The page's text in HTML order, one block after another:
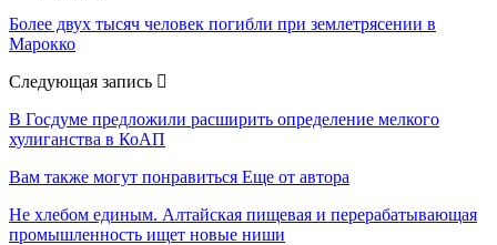
Более двух тысяч человек погибли при землетрясении в
Марокко
Следующая запись
В Госдуме предложили расширить определение мелкого
хулиганства в КоАП
Вам также могут понравиться Еще от автора
Не хлебом единым. Алтайская пищевая и перерабатывающая
промышленность ищет новые ниши